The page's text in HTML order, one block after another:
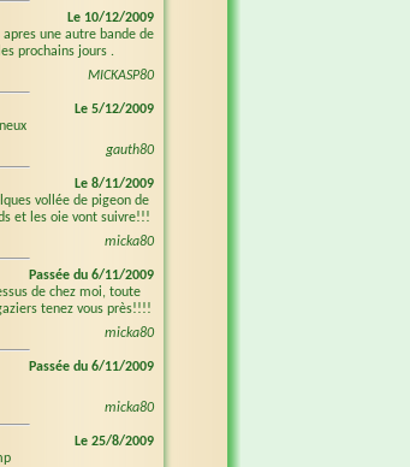
Le 10/12/2009
une autre bande de
prochains jours .
MICKASP80
Le 5/12/2009
gauth80
Le 8/11/2009
vollée de pigeon de
et les oie vont suivre!!!
micka80
Passée du 6/11/2009
de chez moi, toute
tenez vous près!!!!
micka80
Passée du 6/11/2009
micka80
Le 25/8/2009